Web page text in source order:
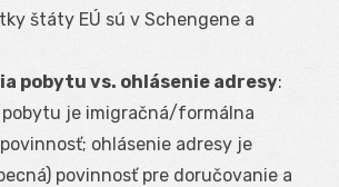
štáty EÚ sú v Schengene a
pobytu vs. ohlásenie adresy:
je imigračná/formálna
ohlásenie adresy je
povinnosť pre doručovanie a